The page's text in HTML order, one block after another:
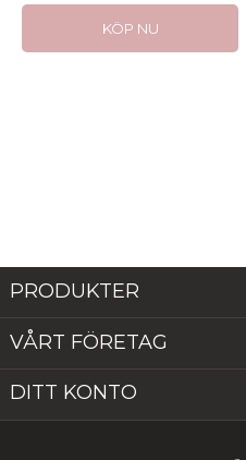
KÖP NU
PRODUKTER
VÅRT FÖRETAG
DITT KONTO